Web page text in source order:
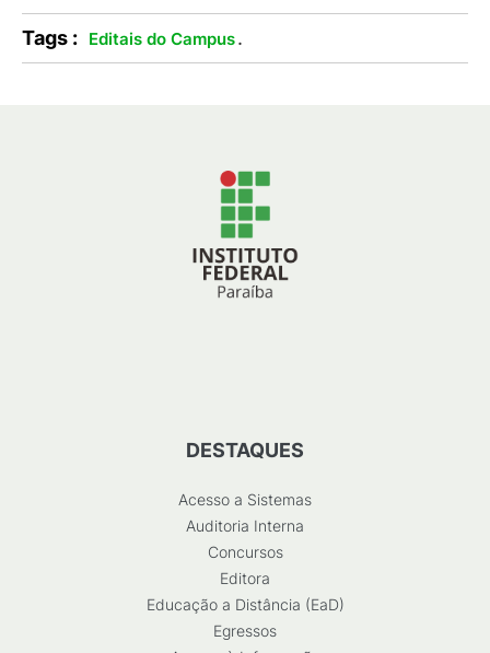
Tags : Editais do Campus.
DESTAQUES
Acesso a Sistemas
Auditoria Interna
Concursos
Editora
Educação a Distância (EaD)
Egressos